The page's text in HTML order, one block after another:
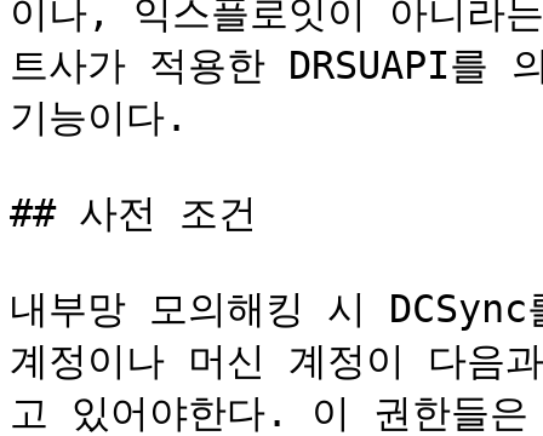
이나, 익스플로잇이 아니라
트사가 적용한 DRSUAPI를
기능이다.
## 사전 조건
내부망 모의해킹 시
계정이나 머신 계정이 다음
고 있어야한다. 이 권한들